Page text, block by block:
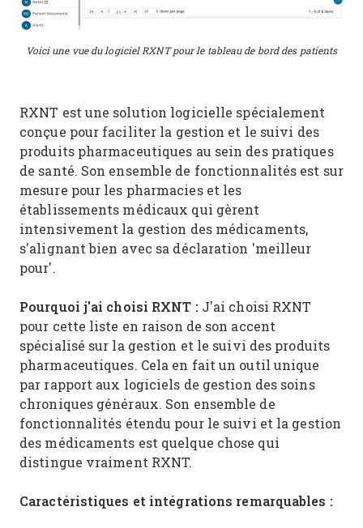
Voici une vue du logiciel RXNT pour le tableau de bord des patients
RXNT est une solution logicielle spécialement
conçue pour faciliter la gestion et le suivi des
produits pharmaceutiques au sein des pratiques
de santé. Son ensemble de fonctionnalités est sur
mesure pour les pharmacies et les
établissements médicaux qui gèrent
intensivement la gestion des médicaments,
s'alignant bien avec sa déclaration 'meilleur
pour'.
Pourquoi j'ai choisi RXNT : J'ai choisi RXNT
pour cette liste en raison de son accent
spécialisé sur la gestion et le suivi des produits
pharmaceutiques. Cela en fait un outil unique
par rapport aux logiciels de gestion des soins
chroniques généraux. Son ensemble de
fonctionnalités étendu pour le suivi et la gestion
des médicaments est quelque chose qui
distingue vraiment RXNT.
Caractéristiques et intégrations remarquables :